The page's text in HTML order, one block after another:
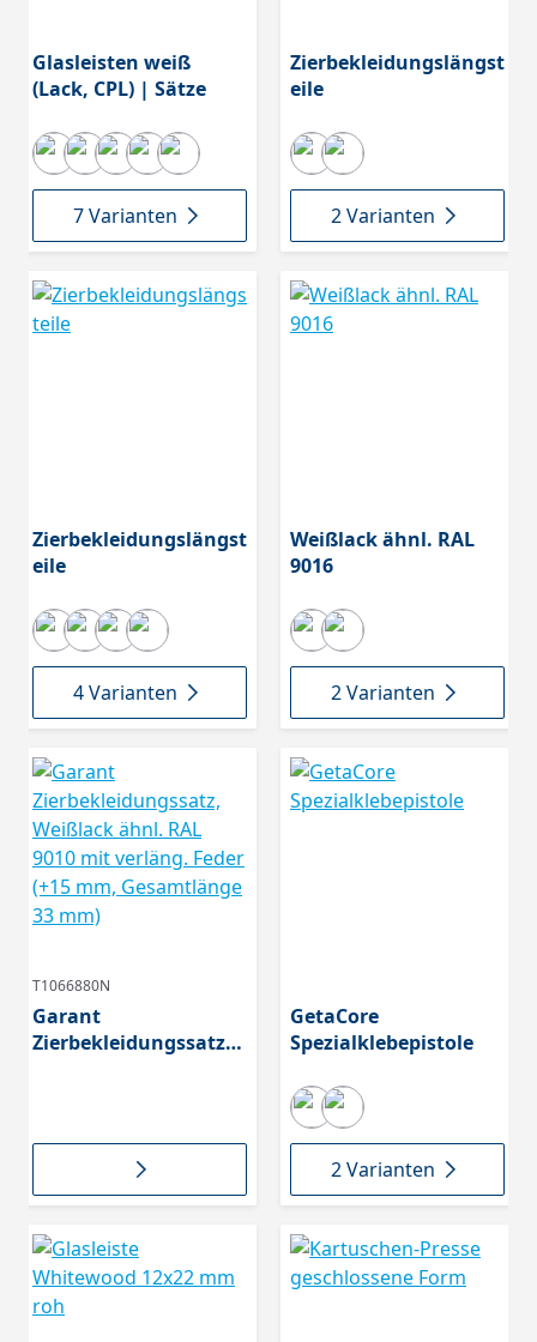
Glasleisten weiß
(Lack, CPL) | Sätze
7 Varianten
Zierbekleidungslängst
eile
2 Varianten
Zierbekleidungslängst
eile
4 Varianten
Weißlack ähnl. RAL
9016
2 Varianten
T1066880N
Garant
Zierbekleidungssatz,
Gesamtlänge 33 mm)
GetaCore
Spezialklebepistole
2 Varianten